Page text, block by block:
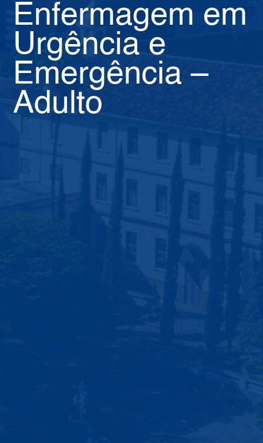
Enfermagem em
Urgência e
Emergência –
Adulto